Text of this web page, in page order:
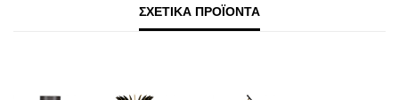
ΣΧΕΤΙΚΆ ΠΡΟΪΌΝΤΑ